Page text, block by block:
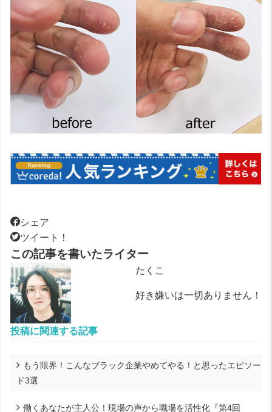
シェア
ツイート！
この記事を書いたライター
たくこ
好き嫌いは一切ありません！
投稿に関連する記事
もう限界！こんなブラック企業やめてやる！と思ったエピソー
ド3選
働くあなたが主人公！現場の声から職場を活性化『第4回